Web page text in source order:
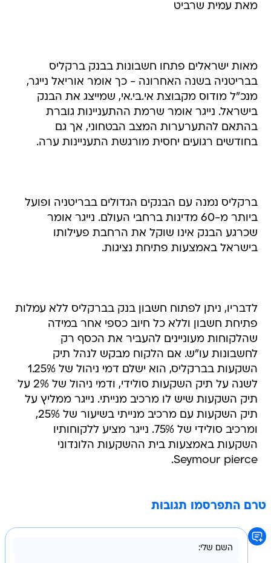
מאת עמית שרביט
מאות ישראלים פתחו חשבונות בבנק ברקליס
בבריטניה בשנה האחרונה - כך אומר אוריאל נייגר,
מנכ"ל מודוס מקבוצת אי.בי.אי, שמייצג את הבנק
בישראל. נייגר אומר שרמת ההתעניינות גוברת
בהתאם להתערערות המצב הבטחוני, אך גם
בחודשים רגועים יחסית מורגשת התעניינות ערה.
ברקליס נמנה עם הבנקים הגדולים בבריטניה ופועל
ביותר מ-60 מדינות ברחבי העולם. נייגר אומר
שכרגע הבנק אינו שוקל את הרחבת פעילותו
בישראל באמצעות פתיחת נציגות.
לדבריו, ניתן לפתוח חשבון בנק בברקליס ללא עמלות
פתיחת חשבון וללא כל חיוב כספי אחר במידה
שהלקוחות מעוניינים להעביר את הכסף רק
לחשבונות עו"ש. אם הלקוח מבקש לנהל תיק
השקעות בברקליס, הוא ישלם דמי ניהול של 1.25%
לשנה על תיק השקעות סולידי, ודמי ניהול של 2% על
תיק השקעות שיש לו מרכיב מנייתי. נייגר ממליץ על
תיק השקעות עם מרכיב מנייתי בשיעור של 25%,
ומרכיב סולידי של 75%. נייגר מציע ללקוחותיו
השקעות באמצעות בית ההשקעות הלונדוני
Seymour pierce.
טרם התפרסמו תגובות